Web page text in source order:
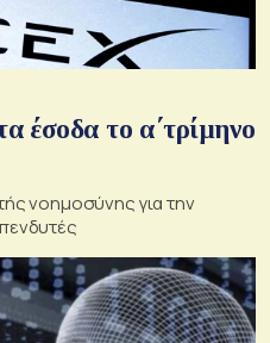
έσοδα το α΄τρίμηνο
νοημοσύνης για την